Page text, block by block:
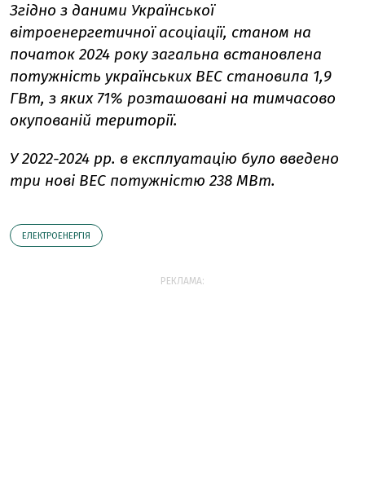
Згідно з даними Української
вітроенергетичної асоціації, станом на
початок 2024 року загальна встановлена
потужність українських ВЕС становила 1,9
ГВт, з яких 71% розташовані на тимчасово
окупованій території.
У 2022-2024 рр. в експлуатацію було введено
три нові ВЕС потужністю 238 МВт.
ЕЛЕКТРОЕНЕРГІЯ
РЕКЛАМА: